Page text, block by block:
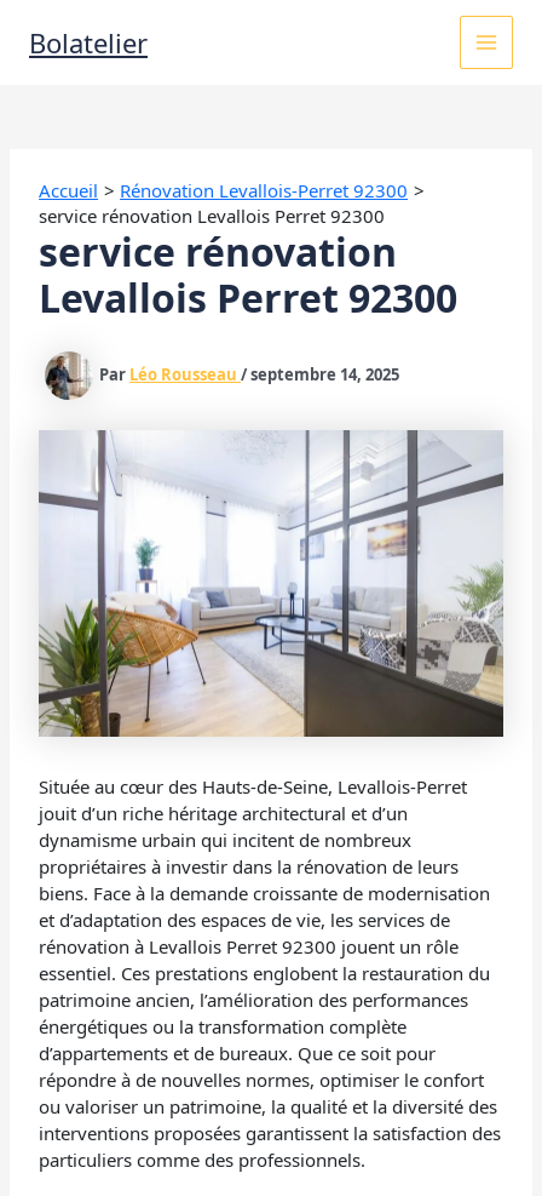
contenu
Bolatelier
MAIN
Accueil
Rénovation Levallois-Perret 92300
service rénovation Levallois Perret 92300
service rénovation
Levallois Perret 92300
Par Léo Rousseau/septembre 14, 2025
Située au cœur des Hauts-de-Seine, Levallois-Perret
jouit d’un riche héritage architectural et d’un
dynamisme urbain qui incitent de nombreux
propriétaires à investir dans la rénovation de leurs
biens. Face à la demande croissante de modernisation
et d’adaptation des espaces de vie, les services de
rénovation à Levallois Perret 92300 jouent un rôle
essentiel. Ces prestations englobent la restauration du
patrimoine ancien, l’amélioration des performances
énergétiques ou la transformation complète
d’appartements et de bureaux. Que ce soit pour
répondre à de nouvelles normes, optimiser le confort
ou valoriser un patrimoine, la qualité et la diversité des
interventions proposées garantissent la satisfaction des
particuliers comme des professionnels.